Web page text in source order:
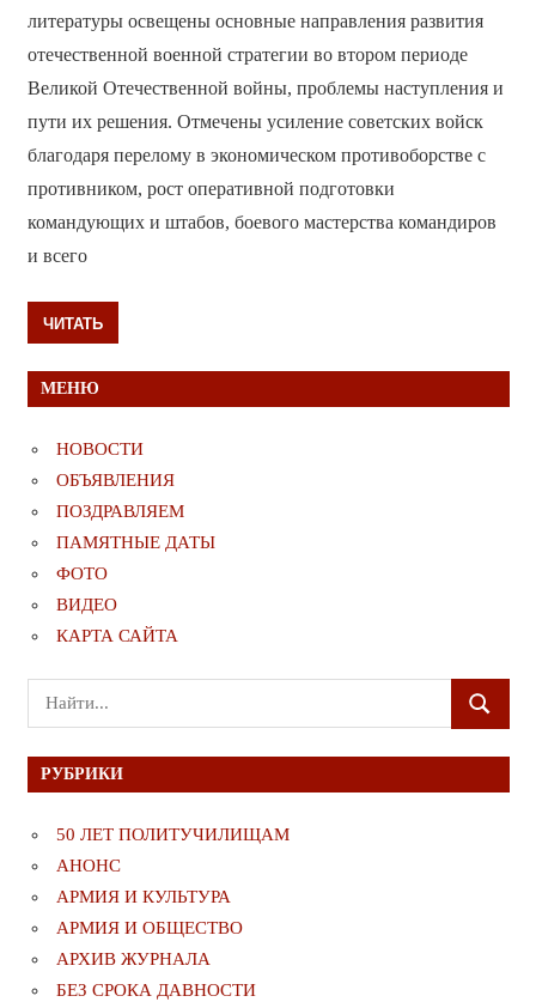
литературы освещены основные направления развития
отечественной военной стратегии во втором периоде
Великой Отечественной войны, проблемы наступления и
пути их решения. Отмечены усиление советских войск
благодаря перелому в экономическом противоборстве с
противником, рост оперативной подготовки
командующих и штабов, боевого мастерства командиров
и всего
ЧИТАТЬ
МЕНЮ
НОВОСТИ
ОБЪЯВЛЕНИЯ
ПОЗДРАВЛЯЕМ
ПАМЯТНЫЕ ДАТЫ
ФОТО
ВИДЕО
КАРТА САЙТА
Поиск
для:
ПОИСК
РУБРИКИ
50 ЛЕТ ПОЛИТУЧИЛИЩАМ
АНОНС
АРМИЯ И КУЛЬТУРА
АРМИЯ И ОБЩЕСТВО
АРХИВ ЖУРНАЛА
БЕЗ СРОКА ДАВНОСТИ